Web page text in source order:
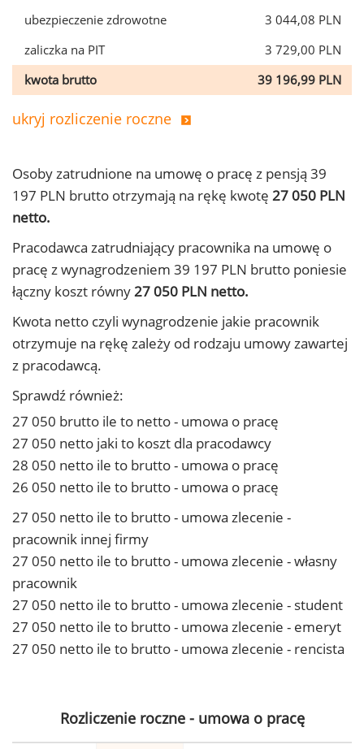
ubezpieczenie zdrowotne
3 044,08 PLN
zaliczka na PIT
3 729,00 PLN
kwota brutto
39 196,99 PLN
ukryj rozliczenie roczne
Osoby zatrudnione na umowę o pracę z pensją 39
197 PLN brutto otrzymają na rękę kwotę 27 050 PLN
netto.
Pracodawca zatrudniający pracownika na umowę o
pracę z wynagrodzeniem 39 197 PLN brutto poniesie
łączny koszt równy27 050 PLN netto.
Kwota netto czyli wynagrodzenie jakie pracownik
otrzymuje na rękę zależy od rodzaju umowy zawartej
z pracodawcą.
Sprawdź również:
27 050 brutto ile to netto - umowa o pracę
27 050 netto jaki to koszt dla pracodawcy
28 050 netto ile to brutto - umowa o pracę
26 050 netto ile to brutto - umowa o pracę
27 050 netto ile to brutto - umowa zlecenie -
pracownik innej firmy
27 050 netto ile to brutto - umowa zlecenie - własny
pracownik
27 050 netto ile to brutto - umowa zlecenie - student
27 050 netto ile to brutto - umowa zlecenie - emeryt
27 050 netto ile to brutto - umowa zlecenie - rencista
Rozliczenie roczne - umowa o pracę